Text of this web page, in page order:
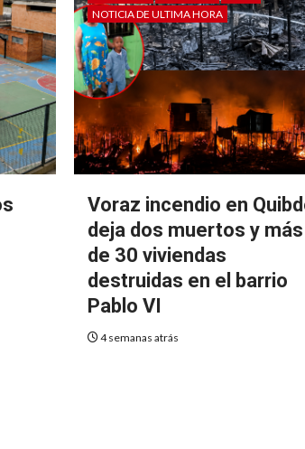
NOTICIA DE ULTIMA HORA
Voraz incendio en
deja dos muertos y más
de 30 viviendas
destruidas en el barrio
Pablo VI
4 semanas atrás